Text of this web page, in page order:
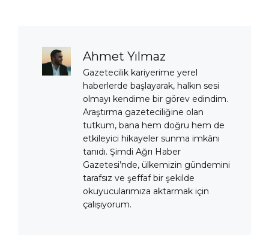
Ahmet Yılmaz
Gazetecilik kariyerime yerel
haberlerde başlayarak, halkın sesi
olmayı kendime bir görev edindim.
Araştırma gazeteciliğine olan
tutkum, bana hem doğru hem de
etkileyici hikayeler sunma imkânı
tanıdı. Şimdi Ağrı Haber
Gazetesi’nde, ülkemizin gündemini
tarafsız ve şeffaf bir şekilde
okuyucularımıza aktarmak için
çalışıyorum.